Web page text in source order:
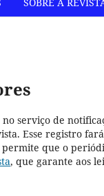
serviço de
Esse registro
permite que o
, que garante aos